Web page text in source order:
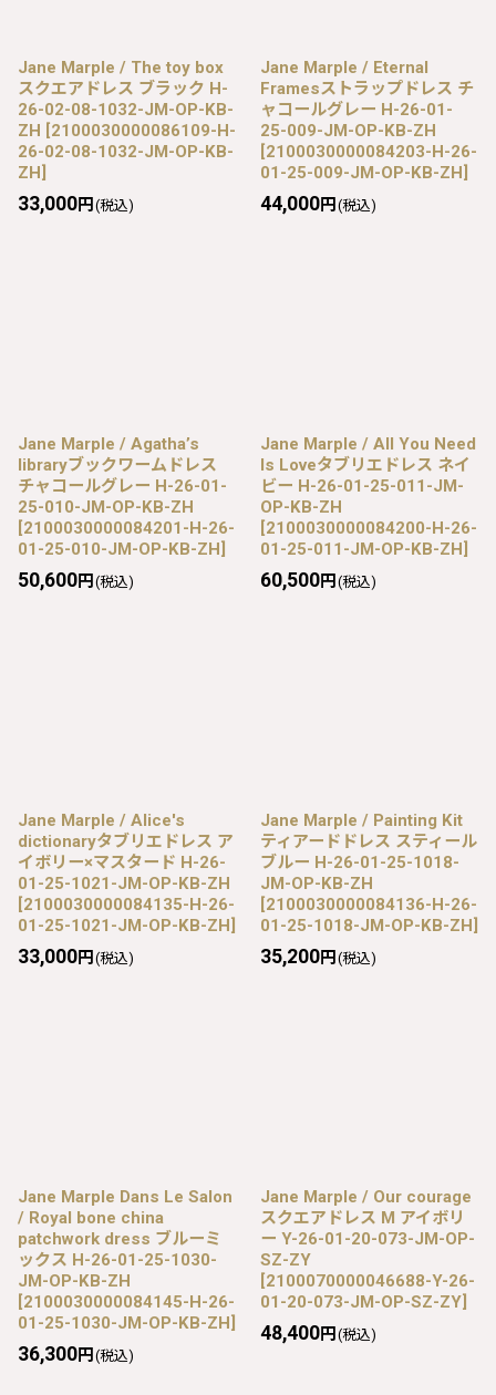
Jane Marple / The toy box
スクエアドレス ブラック H-
26-02-08-1032-JM-OP-KB-
ZH [2100030000086109-H-
26-02-08-1032-JM-OP-KB-
ZH]
33,000円 (税込)
Jane Marple / Eternal
Framesストラップドレス チ
ャコールグレー H-26-01-
25-009-JM-OP-KB-ZH
[2100030000084203-H-26-
01-25-009-JM-OP-KB-ZH]
44,000円 (税込)
Jane Marple / Agatha’s
libraryブックワームドレス
チャコールグレー H-26-01-
25-010-JM-OP-KB-ZH
[2100030000084201-H-26-
01-25-010-JM-OP-KB-ZH]
50,600円 (税込)
Jane Marple / All You Need
Is Loveタブリエドレス ネイ
ビー H-26-01-25-011-JM-
OP-KB-ZH
[2100030000084200-H-26-
01-25-011-JM-OP-KB-ZH]
60,500円 (税込)
Jane Marple / Alice's
dictionaryタブリエドレス ア
イボリー×マスタード H-26-
01-25-1021-JM-OP-KB-ZH
[2100030000084135-H-26-
01-25-1021-JM-OP-KB-ZH]
33,000円 (税込)
Jane Marple / Painting Kit
ティアードドレス スティール
ブルー H-26-01-25-1018-
JM-OP-KB-ZH
[2100030000084136-H-26-
01-25-1018-JM-OP-KB-ZH]
35,200円 (税込)
Jane Marple Dans Le Salon
/ Royal bone china
patchwork dress ブルーミ
ックス H-26-01-25-1030-
JM-OP-KB-ZH
[2100030000084145-H-26-
01-25-1030-JM-OP-KB-ZH]
36,300円 (税込)
Jane Marple / Our courage
スクエアドレス M アイボリ
ー Y-26-01-20-073-JM-OP-
SZ-ZY
[2100070000046688-Y-26-
01-20-073-JM-OP-SZ-ZY]
48,400円 (税込)